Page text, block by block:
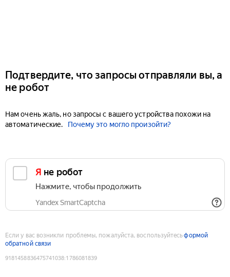
Подтвердите, что запросы отправляли вы, а
не робот
Нам очень жаль, но запросы с вашего устройства похожи на
автоматические.
Почему это могло произойти?
Я не робот
Нажмите, чтобы продолжить
Yandex SmartCaptcha
Если у вас возникли проблемы, пожалуйста, воспользуйтесьформой
обратной связи
9181458836475741038:1786081839